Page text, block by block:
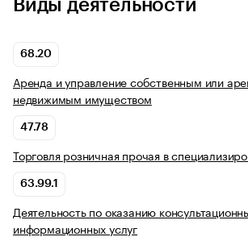
Виды деятельности
68.20
Аренда и управление собственным или
недвижимым имуществом
47.78
Торговля розничная прочая в
63.99.1
Деятельность по оказанию
информационных услуг